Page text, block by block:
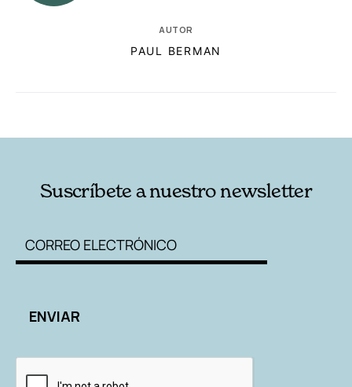
AUTOR
PAUL BERMAN
Suscríbete a nuestro newsletter